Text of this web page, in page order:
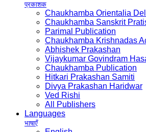
प्रकाशक
Chaukhamba Orientalia
Chaukhamba Sanskrit
Parimal Publication
Chaukhamba Krishnadas
Abhishek Prakashan
Vijaykumar Govindram
Chaukhamba Publication
Hitkari Prakashan Samiti
Divya Prakashan Haridwar
Ved Rishi
All Publishers
Languages
भाषाएँ